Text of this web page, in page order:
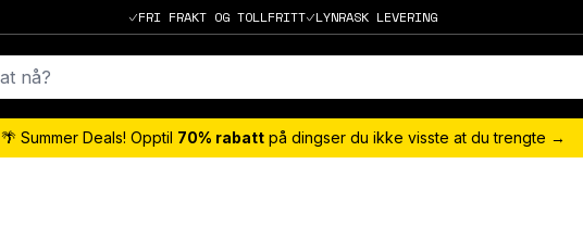
FRI FRAKT OG TOLLFRITT LYNRASK LEVERING
🌴 Summer Deals! Opptil 70% rabattpå dingser du ikke visste at du trengte →